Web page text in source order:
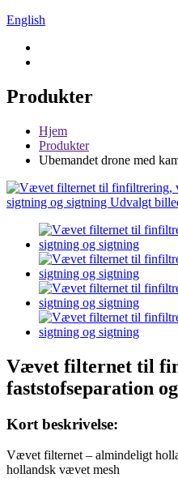
English
Produkter
Hjem
Produkter
Ubemandet drone med
Vævet filternet til
faststofseparation
Kort beskrivelse:
Vævet filternet – almindeligt
hollandsk vævet mesh